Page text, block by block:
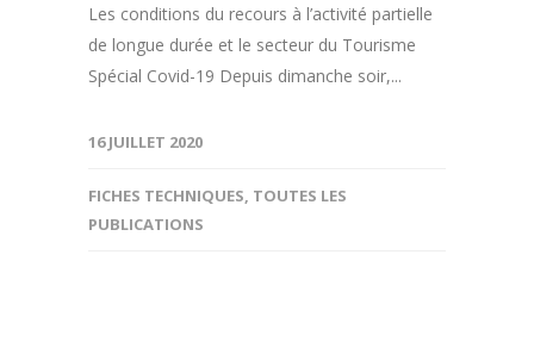
Les conditions du recours à l’activité partielle
de longue durée et le secteur du Tourisme
Spécial Covid-19 Depuis dimanche soir,...
16 JUILLET 2020
FICHES TECHNIQUES, TOUTES LES
PUBLICATIONS